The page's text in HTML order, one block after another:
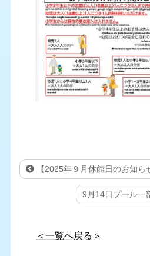
【2025年９月休館日のお知ら
9月14日プール一
＜一覧へ戻る＞